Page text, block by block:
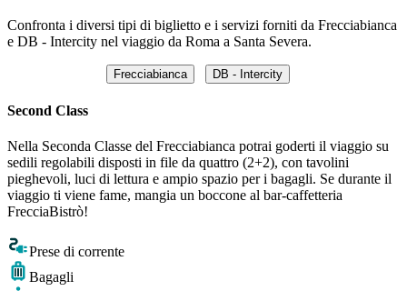
Confronta i diversi tipi di biglietto e i servizi forniti da Frecciabianca
e DB - Intercity nel viaggio da Roma a Santa Severa.
Frecciabianca DB - Intercity
Second Class
Nella Seconda Classe del Frecciabianca potrai goderti il viaggio su
sedili regolabili disposti in file da quattro (2+2), con tavolini
pieghevoli, luci di lettura e ampio spazio per i bagagli. Se durante il
viaggio ti viene fame, mangia un boccone al bar-caffetteria
FrecciaBistrò!
Prese di corrente
Bagagli